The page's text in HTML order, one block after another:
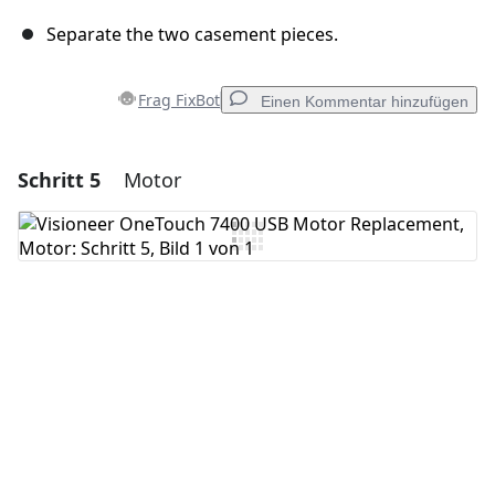
Separate the two casement pieces.
Frag FixBot Einen Kommentar hinzufügen
Einen Kommentar hinzufügen
Kommentar hinzufügen
Schritt 5 Motor